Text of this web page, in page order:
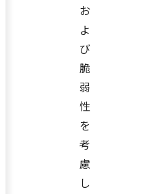
お
よ
び
脆
弱
性
を
考
慮
し